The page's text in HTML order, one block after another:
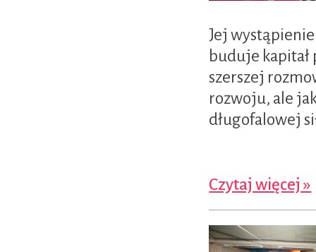
Jej
buduje kapitał
szerszej
rozwoju, ale
długofalowej
Czytaj więcej »